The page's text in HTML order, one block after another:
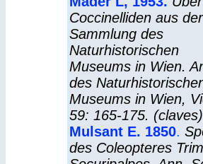
Coccinelliden aus der
Sammlung des
Naturhistorischen
Museums in Wien.
des
Museums in Wien,
59: 165-175. (claves)
Mulsant E. 1850.
des Coleopteres